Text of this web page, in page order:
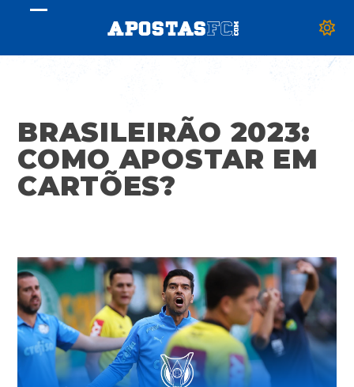
BRASILEIRÃO 2023:
COMO APOSTAR EM
CARTÕES?